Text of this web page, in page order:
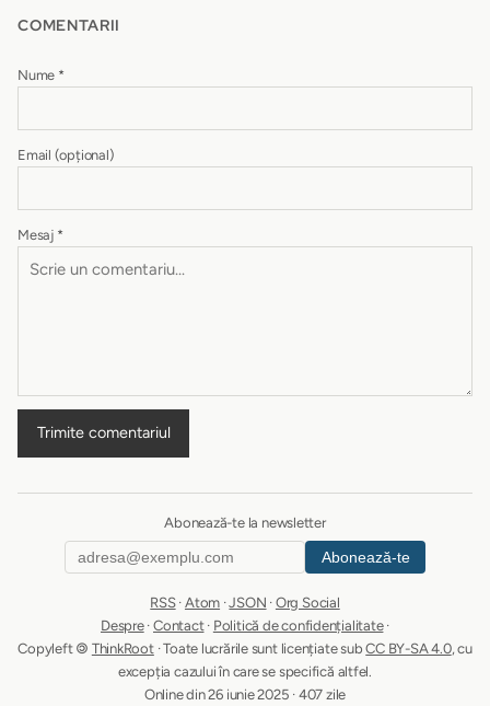
COMENTARII
Nume *
Email (opțional)
Mesaj *
Trimite comentariul
Abonează-te la newsletter
Abonează-te
RSS· Atom ·JSON · Org Social
Despre·Contact· Politică de confidențialitate·
Copyleft 🄯 ThinkRoot· Toate lucrările sunt licențiate subCC BY-SA 4.0, cu
excepția cazului în care se specifică altfel.
Online din 26 iunie 2025 · 407 zile